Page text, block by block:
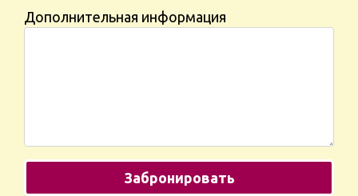
Дополнительная информация